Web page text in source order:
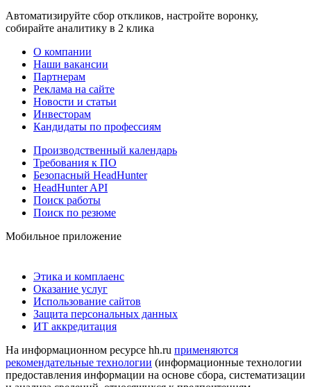
Автоматизируйте сбор откликов, настройте воронку,
собирайте аналитику в 2 клика
О компании
Наши вакансии
Партнерам
Реклама на сайте
Новости и статьи
Инвесторам
Кандидаты по профессиям
Производственный календарь
Требования к ПО
Безопасный HeadHunter
HeadHunter API
Поиск работы
Поиск по резюме
Мобильное приложение
Этика и комплаенс
Оказание услуг
Использование сайтов
Защита персональных данных
ИТ аккредитация
На информационном ресурсе hh.ru применяются
рекомендательные технологии (информационные технологии
предоставления информации на основе сбора, систематизации